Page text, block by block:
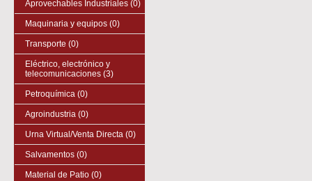
Aprovechables Industriales (0)
Maquinaria y equipos (0)
Transporte (0)
Eléctrico, electrónico y
telecomunicaciones (3)
Petroquímica (0)
Agroindustria (0)
Urna Virtual/Venta Directa (0)
Salvamentos (0)
Material de Patio (0)